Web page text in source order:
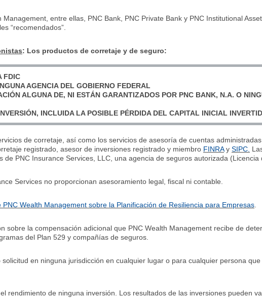
entre ellas, PNC Bank, PNC Private Bank y PNC Institutional
“recomendados”.
: Los productos de corretaje y de seguro:
FDIC
AGENCIA DEL GOBIERNO FEDERAL
ALGUNA DE, NI ESTÁN GARANTIZADOS POR PNC BANK, N.A. O
INCLUIDA LA POSIBLE PÉRDIDA DEL CAPITAL INICIAL
de corretaje, así como los servicios de asesoría de cuentas
registrado, asesor de inversiones registrado y miembro FINRAy SIPC.
PNC Insurance Services, LLC, una agencia de seguros autorizada (Licencia
Services no proporcionan asesoramiento legal, fiscal ni contable.
Wealth Management sobre la Planificación de Resiliencia para Empresas.
sobre la compensación adicional que PNC Wealth Management recibe de
del Plan 529 y compañías de seguros.
en ninguna jurisdicción en cualquier lugar o para cualquier persona
rendimiento de ninguna inversión. Los resultados de las inversiones pueden